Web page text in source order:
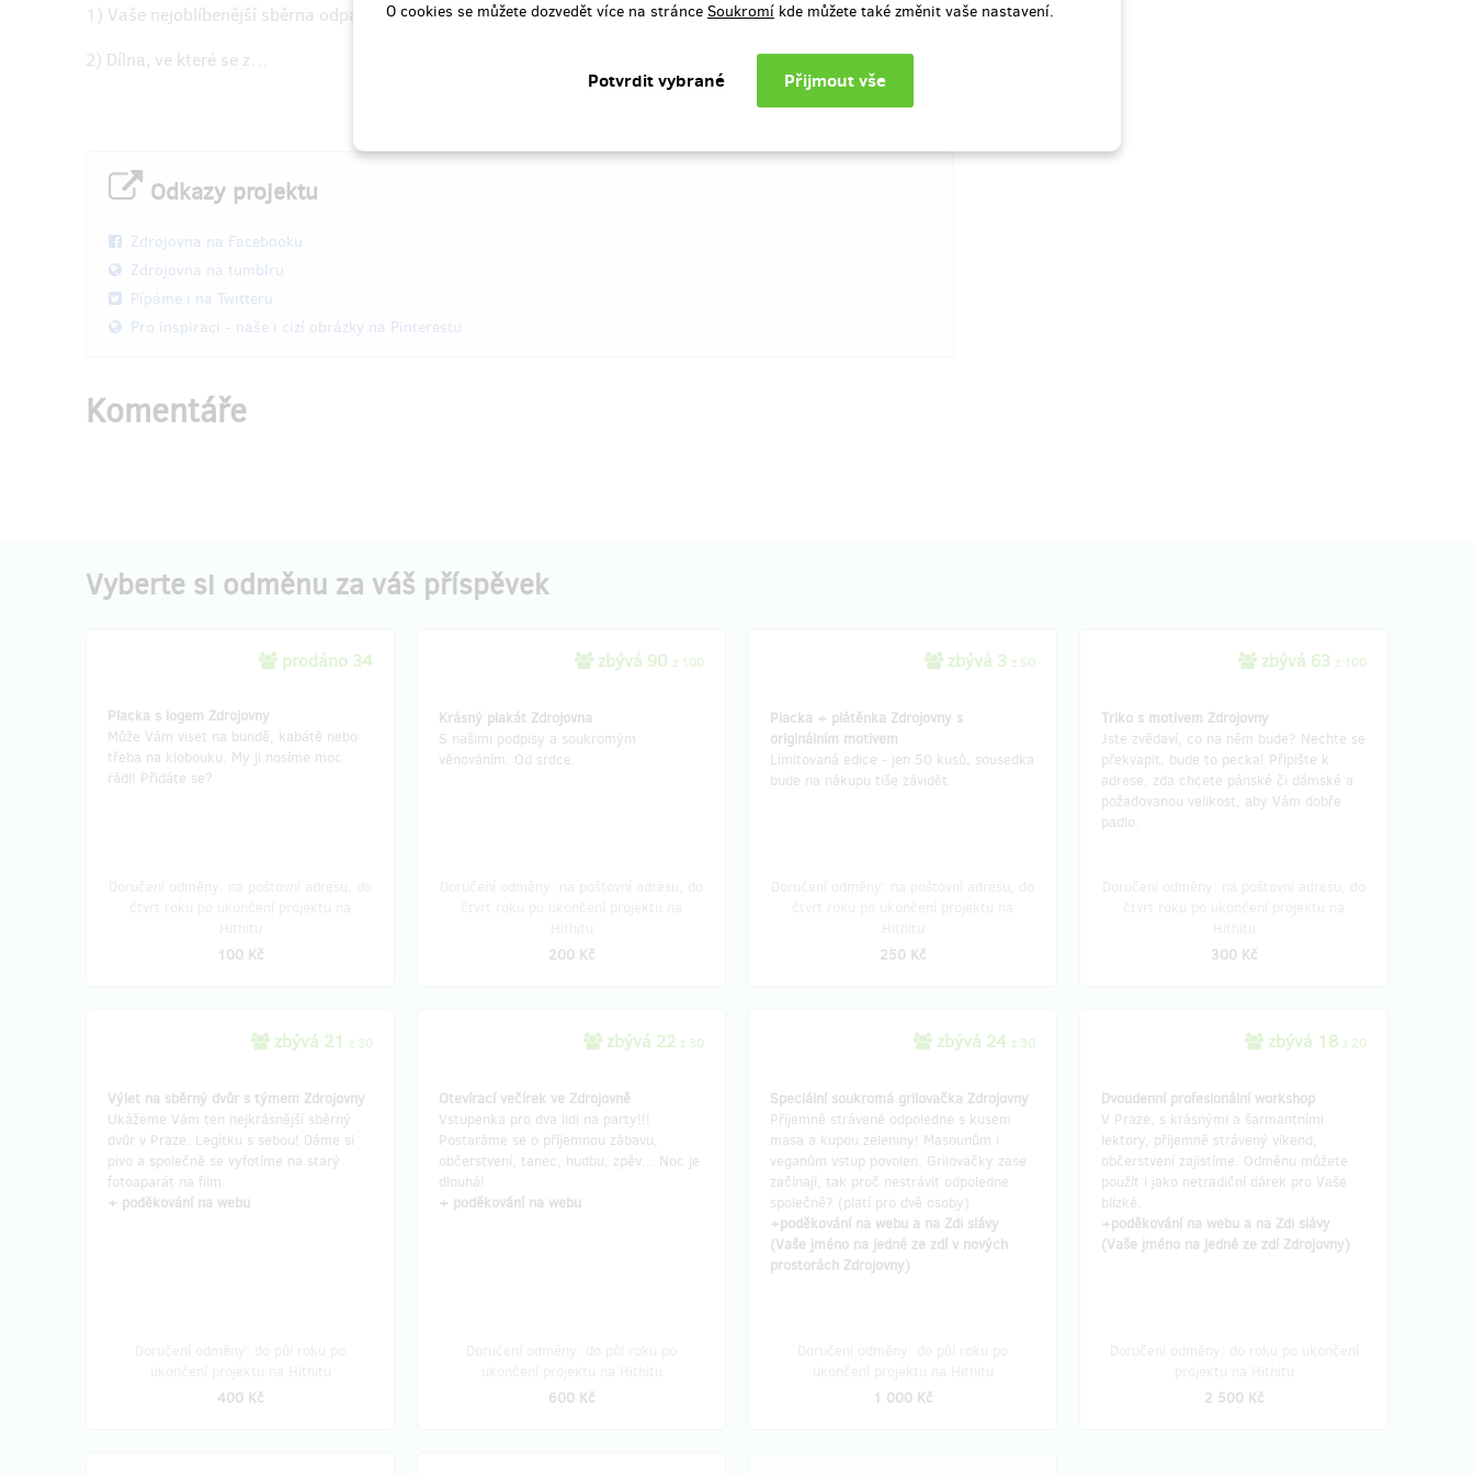
O cookies se můžete dozvedět více na stránce Soukromí kde můžete také změnit vaše nastavení.
1) Vaše nejoblíbenější sběrna odpadu
2) Dílna, ve které se z…
Více
Odkazy projektu
Zdrojovna na Facebooku
Zdrojovna na tumblru
Pípáme i na Twitteru
Pro inspiraci - naše i cizí obrázky na Pinterestu
Komentáře
Vyberte si odměnu za váš příspěvek
prodáno 34
Placka s logem Zdrojovny
Může Vám viset na bundě, kabátě nebo
třeba na klobouku. My ji nosíme moc
rádi! Přidáte se?
100 Kč
zbývá 90 z 100
Krásný plakát Zdrojovna
S našimi podpisy a soukromým
věnováním. Od srdce.
200 Kč
zbývá 3 z 50
Placka + plátěnka Zdrojovny s
originálním motivem
Limitovaná edice - jen 50 kusů, sousedka
bude na nákupu tiše závidět.
250 Kč
zbývá 63 z 100
Triko s motivem Zdrojovny
Jste zvědaví, co na něm bude? Nechte se
překvapit, bude to pecka! Připište k
adrese, zda chcete pánské či dámské a
požadovanou velikost, aby Vám dobře
padlo.
300 Kč
zbývá 21 z 30
Výlet na sběrný dvůr s týmem Zdrojovny
Ukážeme Vám ten nejkrásnější sběrný
dvůr v Praze. Legitku s sebou! Dáme si
pivo a společně se vyfotíme na starý
fotoaparát na film.
+ poděkování na webu
400 Kč
zbývá 22 z 30
Otevírací večírek ve Zdrojovně
Vstupenka pro dva lidi na party!!!
Postaráme se o příjemnou zábavu,
občerstvení, tanec, hudbu, zpěv... Noc je
dlouhá!
+ poděkování na webu
600 Kč
zbývá 24 z 30
Speciální soukromá grilovačka Zdrojovny
Příjemně strávené odpoledne s kusem
masa a kupou zeleniny! Masounům i
veganům vstup povolen. Grilovačky zase
začínají, tak proč nestrávit odpoledne
společně? (platí pro dvě osoby)
+poděkování na webu a na Zdi slávy
(Vaše jméno na jedné ze zdí v nových
prostorách Zdrojovny)
1 000 Kč
zbývá 18 z 20
Dvoudenní profesionální workshop
V Praze, s krásnými a šarmantními
lektory, příjemně strávený víkend,
občerstvení zajistíme. Odměnu můžete
použít i jako netradiční dárek pro Vaše
blízké.
+poděkování na webu a na Zdi slávy
(Vaše jméno na jedné ze zdí Zdrojovny)
2 500 Kč